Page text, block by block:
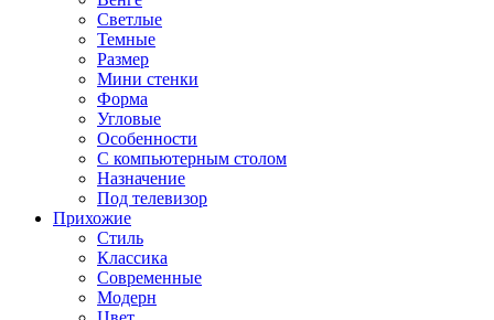
Светлые
Темные
Размер
Мини стенки
Форма
Угловые
Особенности
С компьютерным столом
Назначение
Под телевизор
Прихожие
Стиль
Классика
Современные
Модерн